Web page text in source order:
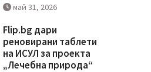
май 31, 2026
Flip.bg дари
реновирани таблети
на ИСУЛ за проекта
„Лечебна природа“